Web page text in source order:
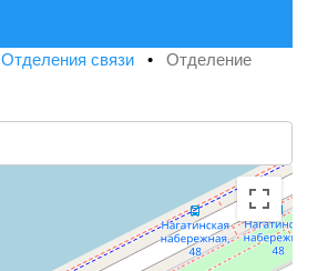
Отделения связи • Отделение